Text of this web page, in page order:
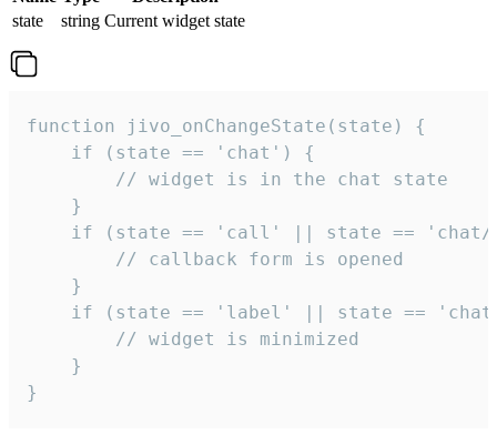
state
string Current widget state
function jivo_onChangeState(state) {
    if (state == 'chat') {
        // widget is in the chat state
    }
if (state == 'call' || state ==
        // callback form is opened
    }
if (state == 'label' || state ==
        // widget is minimized
    }
}